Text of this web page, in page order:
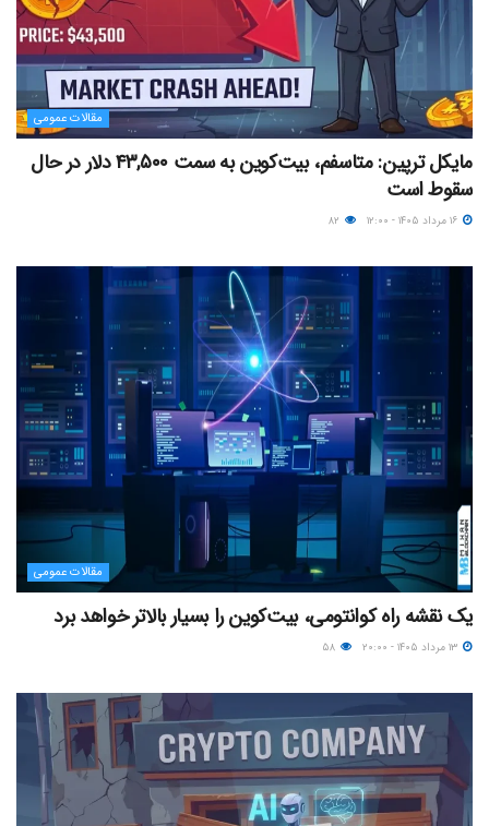
مقالات عمومی
مایکل ترپین: متاسفم، بیت‌کوین به سمت ۴۳,۵۰۰ دلار در حال
سقوط است
مقالات عمومی
یک نقشه راه کوانتومی، بیت‌کوین را بسیار بالاتر خواهد برد